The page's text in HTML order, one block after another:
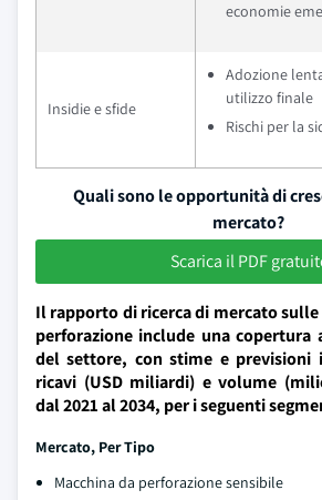
economie
Insidie e sfide
Adozione
utilizzo finale
Rischi per la
Quali sono le opportunità di
mercato?
Scarica il PDF
Il rapporto di ricerca di mercato sulle
perforazione include una copertura
del settore, con stime e
ricavi (USD miliardi) e volume
dal 2021 al 2034, per i seguenti
Mercato, Per Tipo
Macchina da perforazione sensibile